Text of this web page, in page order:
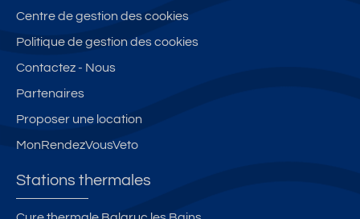
Centre de gestion des cookies
Politique de gestion des cookies
Contactez - Nous
Partenaires
Proposer une location
MonRendezVousVeto
Stations thermales